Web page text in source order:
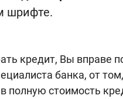
шрифте.
кредит, Вы вправе
банка, от
полную стоимость